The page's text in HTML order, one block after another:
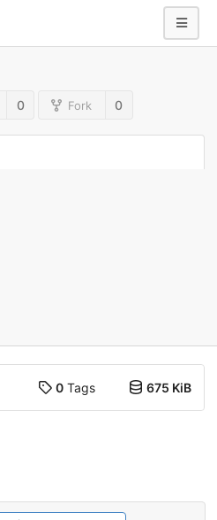
0 Fork 0
0Tags 675 KiB